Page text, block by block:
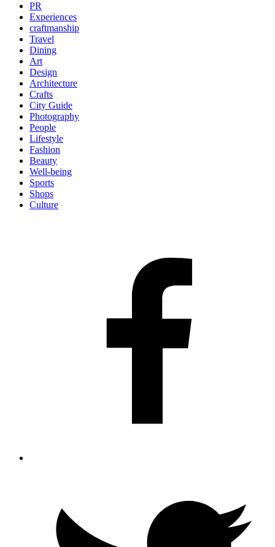
PR
Experiences
craftmanship
Travel
Dining
Art
Design
Architecture
Crafts
City Guide
Photography
People
Lifestyle
Fashion
Beauty
Well-being
Sports
Shops
Culture